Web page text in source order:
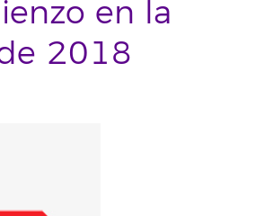
en la
2018